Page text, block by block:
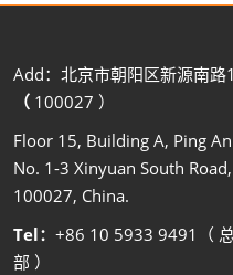
Add：北京市朝阳区新源南
（ 100027 ）
Floor 15, Building A, Ping
No. 1-3 Xinyuan South
100027, China.
Tel： +86 10 5933 9491（
部 ）